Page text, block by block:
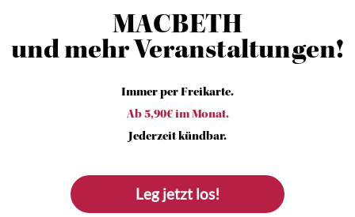
MACBETH
und mehr Veranstaltungen!
Immer per Freikarte.
Ab 5,90€ im Monat.
Jederzeit kündbar.
Leg jetzt los!